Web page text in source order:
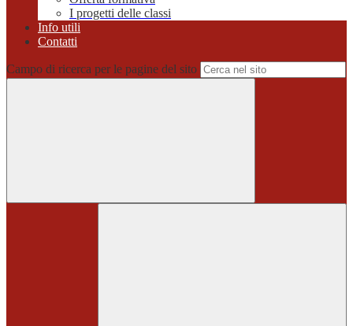
I progetti delle classi
Info utili
Contatti
Campo di ricerca per le pagine del sito